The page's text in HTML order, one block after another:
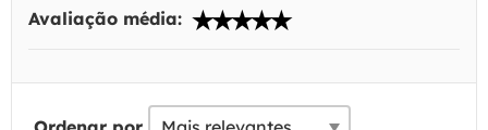
Avaliação média: